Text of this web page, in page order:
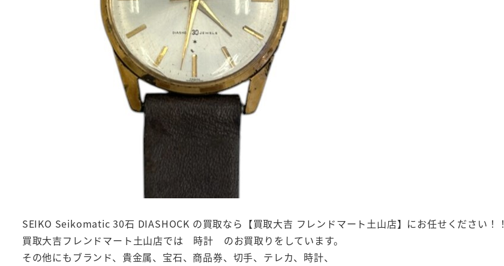
SEIKO Seikomatic 30石 DIASHOCK の買取なら【買取大吉 フレンドマート土山店】にお任せください！！
買取大吉フレンドマート土山店では 時計 のお買取りをしています。
その他にもブランド、貴金属、宝石、商品券、切手、テレカ、時計、